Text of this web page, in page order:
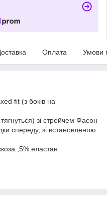
Оплата Умови
fit (з боків на
зі стрейчем Фасон
спереду, зі встановленою
,5% еластан